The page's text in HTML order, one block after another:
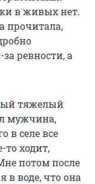
в живых нет.
прочитала,
ревности, а
тяжелый
мужчина,
в селе все
то ходит,
потом после
в воде, что она